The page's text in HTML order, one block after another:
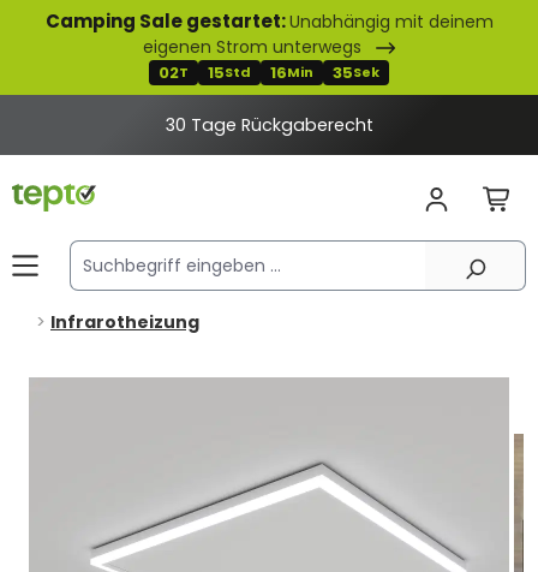
springen
Camping Sale gestartet:Unabhängig mit deinem
eigenen Strom unterwegs
02T 15Std 16Min 34Sek
30 Tage Rückgaberecht
Infrarotheizung
Bildergalerie überspringen